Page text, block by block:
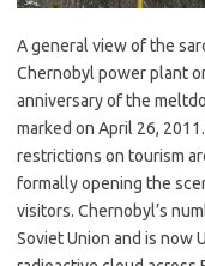
A general view of the
Chernobyl power plant
anniversary of the
marked on April 26,
restrictions on tourism
formally opening the
visitors. Chernobyl’s
Soviet Union and is now